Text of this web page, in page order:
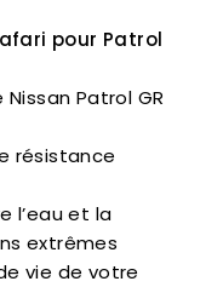
pour Patrol
Patrol GR
résistance
l’eau et la
extrêmes
vie de votre